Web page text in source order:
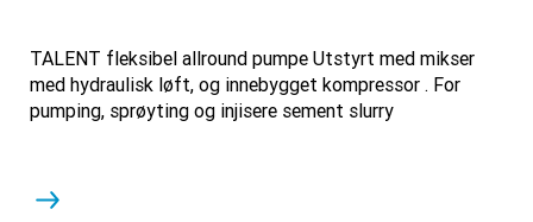
TALENT fleksibel allround pumpe Utstyrt med mikser
med hydraulisk løft, og innebygget kompressor . For
pumping, sprøyting og injisere sement slurry